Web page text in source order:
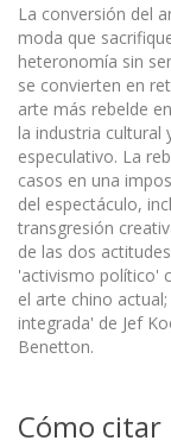
La conversión del
moda que
heteronomía sin
se convierten en
arte más rebelde
la industria cultural
especulativo. La
casos en una
del espectáculo,
transgresión
de las dos
'activismo político'
el arte chino
integrada' de Jef
Benetton.
Cómo citar